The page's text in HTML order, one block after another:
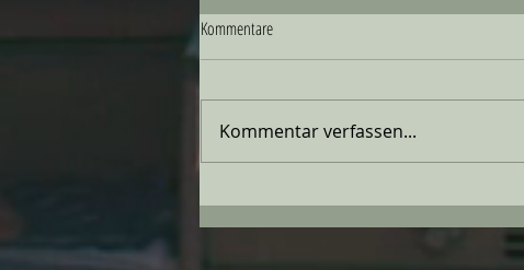
unserem VW Bus
Kommentare
Kommentar verfassen...